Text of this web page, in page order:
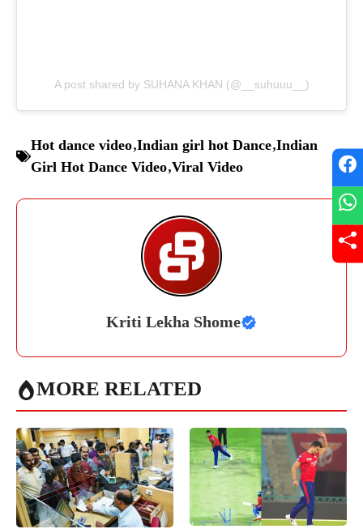
A post shared by SUHANA KHAN (@__suhuuu__)
Hot dance video,Indian girl hot Dance,Indian
Girl Hot Dance Video,Viral Video
Kriti Lekha Shome
MORE RELATED